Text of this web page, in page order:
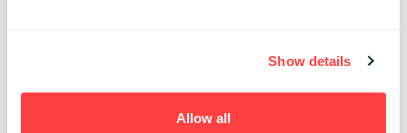
Show details
Allow all
EMBRACE NEW OPPORTUNITIES AND CHALLENGES
WITH PETAL MAPS AND PETAL SEARCH, DRIVE APP
GROWTH AND REVENUE OPPORTUNITIES WITH